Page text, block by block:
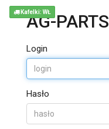
AG-PARTS
Login
Hasło
Kafelki: WŁ